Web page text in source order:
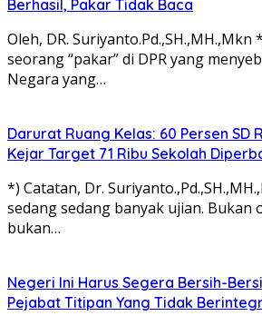
Berhasil, Pakar Tidak Baca
Oleh, DR. Suriyanto.Pd.,SH.,MH.,Mkn
seorang “pakar” di DPR yang
Negara yang…
Darurat Ruang Kelas: 60 Persen SD
Kejar Target 71 Ribu Sekolah
*) Catatan, Dr.
sedang sedang banyak ujian. Bukan
bukan…
Negeri Ini Harus Segera Bersih-
Pejabat Titipan Yang Tidak